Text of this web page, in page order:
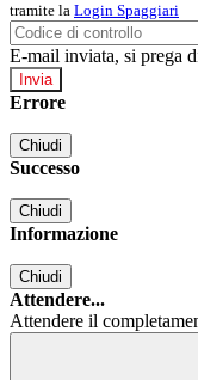
tramite la Login Spaggiari
E-mail inviata, si prega
Errore
Chiudi
Successo
Chiudi
Informazione
Chiudi
Attendere...
Attendere il